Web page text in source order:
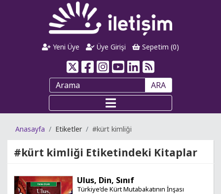
Yeni Üye Üye Girişi Sepetim (0)
ARA
Anasayfa Etiketler #kürt kimliği
#kürt kimliği Etiketindeki Kitaplar
Ulus, Din, Sınıf
Türkiye’de Kürt Mutabakatının İnşası